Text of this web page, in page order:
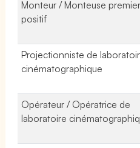
Monteur / Monteuse premier
positif
Projectionniste de
cinématographique
Opérateur / Opératrice de
laboratoire